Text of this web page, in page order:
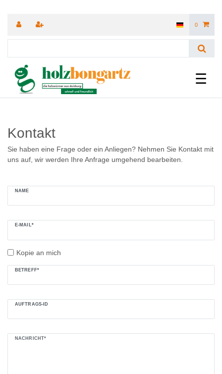
0
☰
Kontakt
Sie haben eine Frage oder ein Anliegen? Nehmen Sie Kontakt mit
uns auf, wir werden Ihre Anfrage umgehend bearbeiten.
NAME
E-MAIL*
Kopie an mich
BETREFF*
AUFTRAGS-ID
NACHRICHT*
Ceres::Template.mailFormHoneypotLabel